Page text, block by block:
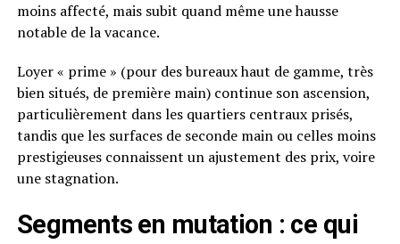
moins affecté, mais subit quand même une hausse
notable de la vacance.
Loyer « prime » (pour des bureaux haut de gamme, très
bien situés, de première main) continue son ascension,
particulièrement dans les quartiers centraux prisés,
tandis que les surfaces de seconde main ou celles moins
prestigieuses connaissent un ajustement des prix, voire
une stagnation.
Segments en mutation : ce qui